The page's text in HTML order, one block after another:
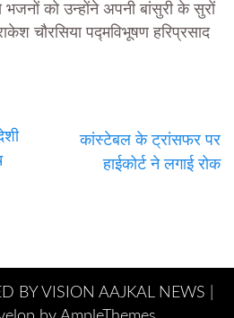
को उन्होंने अपनी बांसुरी के सुरों
चौरसिया पद्मविभूषण हरिप्रसाद
कांस्टेबल के ट्रांसफर पर
हाईकोर्ट ने लगाई रोक
BY VISION AAJKAL NEWS |